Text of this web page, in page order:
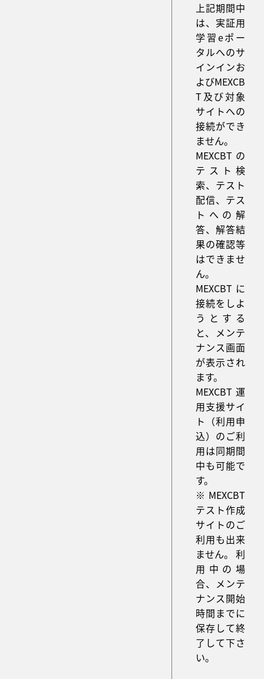
上記期間中
は、実証用
学習eポー
タルへのサ
インインお
よびMEXCB
T及び対象
サイトへの
接続ができ
ません。
MEXCBTの
テスト検
索、テスト
配信、テス
トへの解
答、解答結
果の確認等
はできませ
ん。
MEXCBTに
接続をしよ
うとする
と、メンテ
ナンス画面
が表示され
ます。
MEXCBT運
用支援サイ
ト（利用申
込）のご利
用は同期間
中も可能で
す。
※MEXCBT
テスト作成
サイトのご
利用も出来
ません。 利
用中の場
合、メンテ
ナンス開始
時間までに
保存して終
了して下さ
い。